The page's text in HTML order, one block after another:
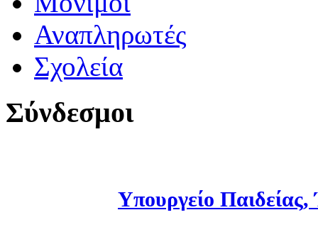
Αναπληρωτές
Σχολεία
Σύνδεσμοι
Υπουργείο